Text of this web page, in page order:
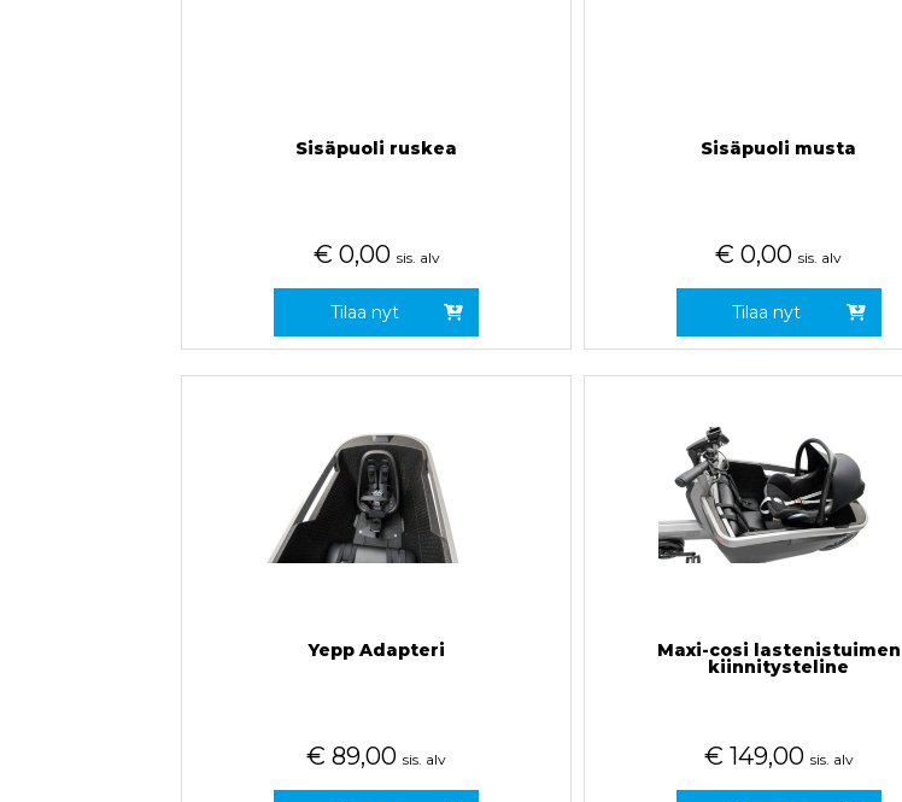
Sisäpuoli ruskea
€ 0,00 sis. alv
Tilaa nyt
Sisäpuoli musta
€ 0,00 sis. alv
Tilaa nyt
Yepp Adapteri
€ 89,00 sis. alv
Maxi-cosi lastenistuimen
kiinnitysteline
€ 149,00 sis. alv